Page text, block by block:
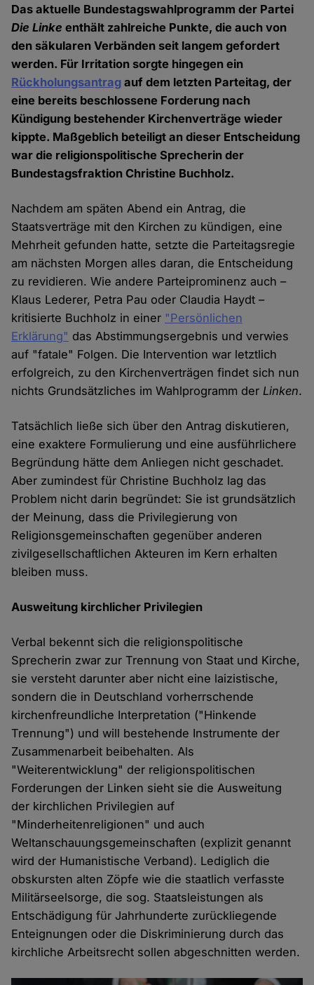
Das aktuelle Bundestagswahlprogramm der Partei
Die Linke enthält zahlreiche Punkte, die auch von
den säkularen Verbänden seit langem gefordert
werden. Für Irritation sorgte hingegen ein
Rückholungsantrag auf dem letzten Parteitag, der
eine bereits beschlossene Forderung nach
Kündigung bestehender Kirchenverträge wieder
kippte. Maßgeblich beteiligt an dieser Entscheidung
war die religionspolitische Sprecherin der
Bundestagsfraktion Christine Buchholz.
Nachdem am späten Abend ein Antrag, die
Staatsverträge mit den Kirchen zu kündigen, eine
Mehrheit gefunden hatte, setzte die Parteitagsregie
am nächsten Morgen alles daran, die Entscheidung
zu revidieren. Wie andere Parteiprominenz auch –
Klaus Lederer, Petra Pau oder Claudia Haydt –
kritisierte Buchholz in einer "Persönlichen
Erklärung" das Abstimmungsergebnis und verwies
auf "fatale" Folgen. Die Intervention war letztlich
erfolgreich, zu den Kirchenverträgen findet sich nun
nichts Grundsätzliches im Wahlprogramm derLinken.
Tatsächlich ließe sich über den Antrag diskutieren,
eine exaktere Formulierung und eine ausführlichere
Begründung hätte dem Anliegen nicht geschadet.
Aber zumindest für Christine Buchholz lag das
Problem nicht darin begründet: Sie ist grundsätzlich
der Meinung, dass die Privilegierung von
Religionsgemeinschaften gegenüber anderen
zivilgesellschaftlichen Akteuren im Kern erhalten
bleiben muss.
Ausweitung kirchlicher Privilegien
Verbal bekennt sich die religionspolitische
Sprecherin zwar zur Trennung von Staat und Kirche,
sie versteht darunter aber nicht eine laizistische,
sondern die in Deutschland vorherrschende
kirchenfreundliche Interpretation ("Hinkende
Trennung") und will bestehende Instrumente der
Zusammenarbeit beibehalten. Als
"Weiterentwicklung" der religionspolitischen
Forderungen der Linken sieht sie die Ausweitung
der kirchlichen Privilegien auf
"Minderheitenreligionen" und auch
Weltanschauungsgemeinschaften (explizit genannt
wird der Humanistische Verband). Lediglich die
obskursten alten Zöpfe wie die staatlich verfasste
Militärseelsorge, die sog. Staatsleistungen als
Entschädigung für Jahrhunderte zurückliegende
Enteignungen oder die Diskriminierung durch das
kirchliche Arbeitsrecht sollen abgeschnitten werden.